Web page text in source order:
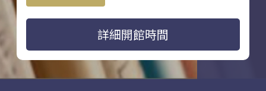
詳細開館時間